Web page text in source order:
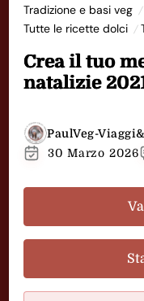
Tradizione e basi veg
Tutte le ricette dolci
Crea il tuo
natalizie
PaulVeg-
30 Marzo 2026